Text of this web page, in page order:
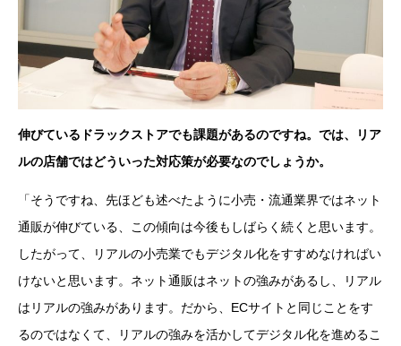
伸びているドラックストアでも課題があるのですね。では、リア
ルの店舗ではどういった対応策が必要なのでしょうか。
「そうですね、先ほども述べたように小売・流通業界ではネット
通販が伸びている、この傾向は今後もしばらく続くと思います。
したがって、リアルの小売業でもデジタル化をすすめなければい
けないと思います。ネット通販はネットの強みがあるし、リアル
はリアルの強みがあります。だから、ECサイトと同じことをす
るのではなくて、リアルの強みを活かしてデジタル化を進めるこ